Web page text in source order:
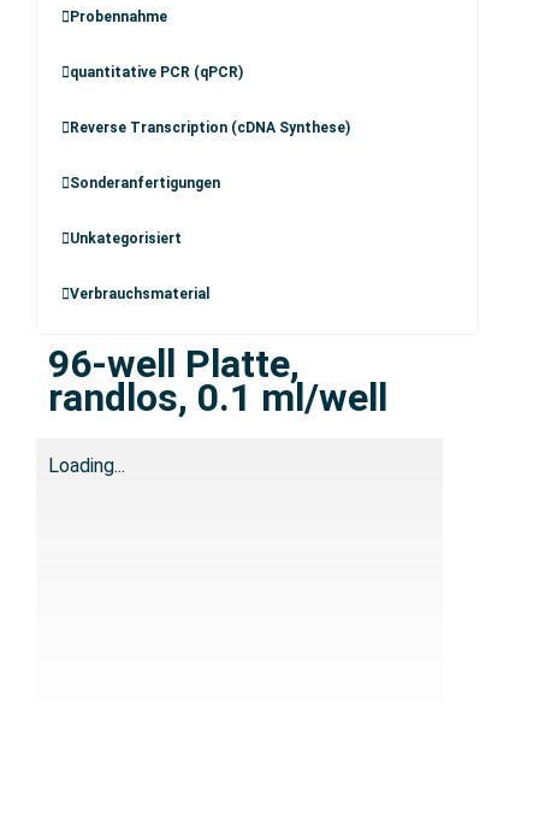
Probennahme
quantitative PCR (qPCR)
Reverse Transcription (cDNA Synthese)
Sonderanfertigungen
Unkategorisiert
Verbrauchsmaterial
96-well Platte,
randlos, 0.1 ml/well
Loading...